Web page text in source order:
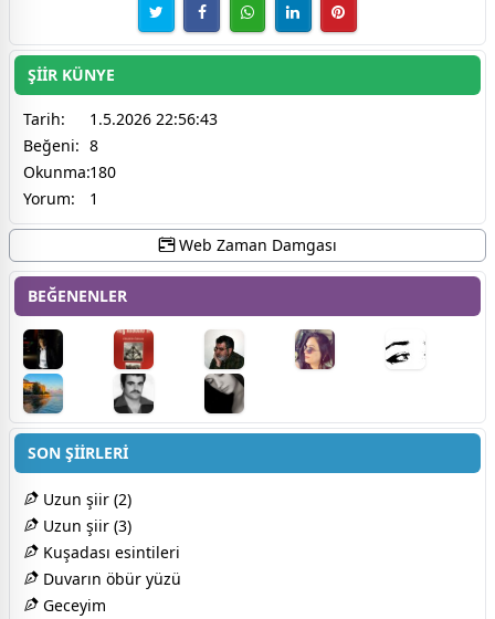
ŞİİR KÜNYE
Tarih:
1.5.2026 22:56:43
Beğeni: 8
Okunma:180
Yorum:
1
Web Zaman Damgası
BEĞENENLER
SON ŞİİRLERİ
Uzun şiir (2)
Uzun şiir (3)
Kuşadası esintileri
Duvarın öbür yüzü
Geceyim